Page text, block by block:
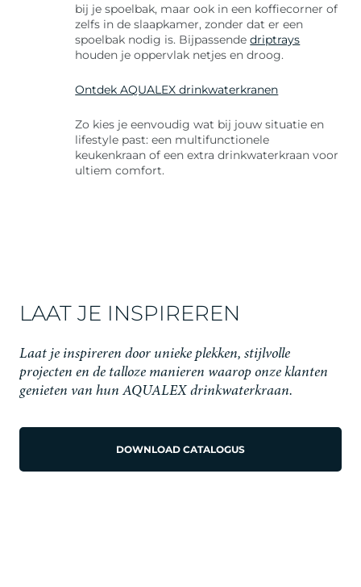
bij je spoelbak, maar ook in een koffiecorner of
zelfs in de slaapkamer, zonder dat er een
spoelbak nodig is. Bijpassendedriptrays
houden je oppervlak netjes en droog.
Ontdek AQUALEX drinkwaterkranen
Zo kies je eenvoudig wat bij jouw situatie en
lifestyle past: een multifunctionele
keukenkraan of een extra drinkwaterkraan voor
ultiem comfort.
LAAT JE INSPIREREN
Laat je inspireren door unieke plekken, stijlvolle
projecten en de talloze manieren waarop onze klanten
genieten van hun AQUALEX drinkwaterkraan.
DOWNLOAD CATALOGUS